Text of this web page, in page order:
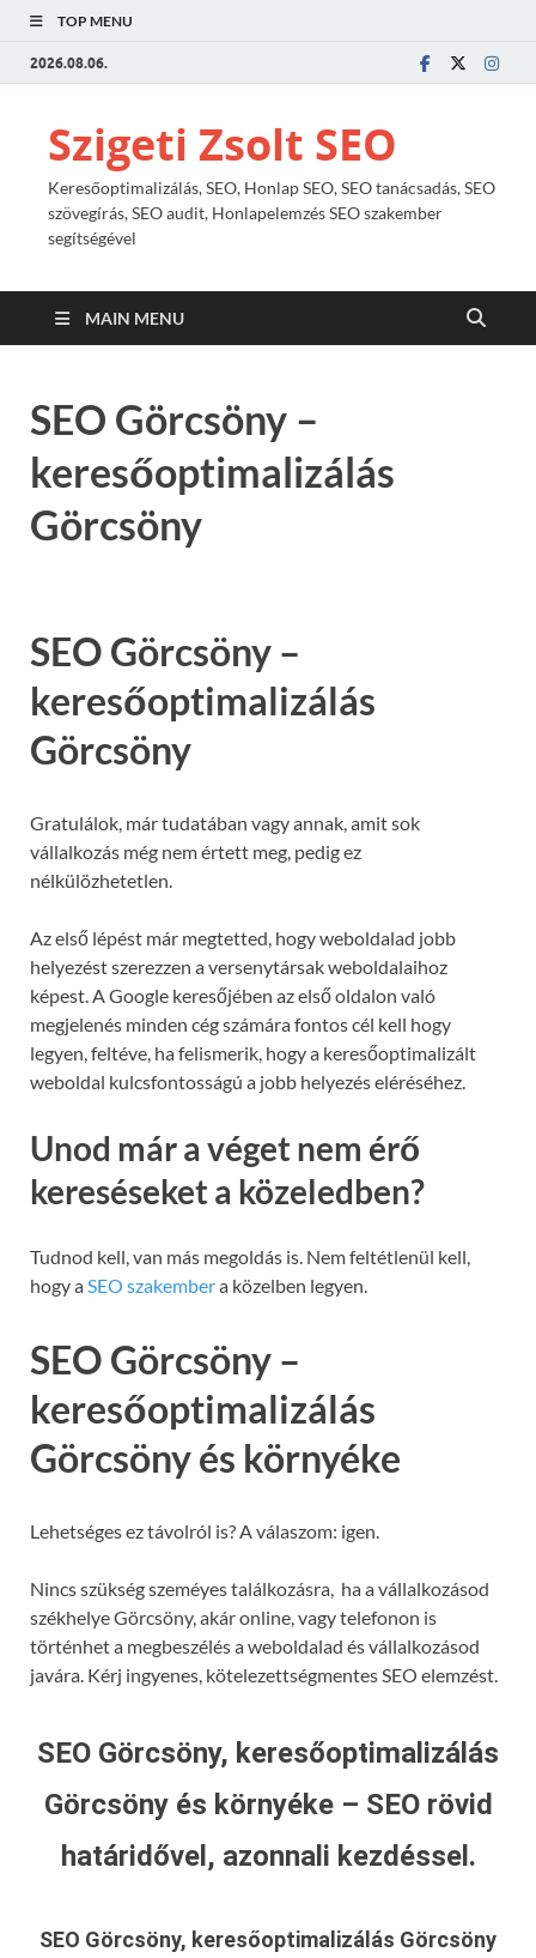
TOP MENU
2026.08.06.
Szigeti Zsolt SEO
Keresőoptimalizálás, SEO, Honlap SEO, SEO tanácsadás, SEO
szövegírás, SEO audit, Honlapelemzés SEO szakember
segítségével
MAIN MENU
SEO Görcsöny –
keresőoptimalizálás
Görcsöny
SEO Görcsöny –
keresőoptimalizálás
Görcsöny
Gratulálok, már tudatában vagy annak, amit sok
vállalkozás még nem értett meg, pedig ez
nélkülözhetetlen.
Az első lépést már megtetted, hogy weboldalad jobb
helyezést szerezzen a versenytársak weboldalaihoz
képest. A Google keresőjében az első oldalon való
megjelenés minden cég számára fontos cél kell hogy
legyen, feltéve, ha felismerik, hogy a keresőoptimalizált
weboldal kulcsfontosságú a jobb helyezés eléréséhez.
Unod már a véget nem érő
kereséseket a közeledben?
Tudnod kell, van más megoldás is. Nem feltétlenül kell,
hogy aSEO szakembera közelben legyen.
SEO Görcsöny –
keresőoptimalizálás
Görcsöny és környéke
Lehetséges ez távolról is? A válaszom: igen.
Nincs szükség szeméyes találkozásra, ha a vállalkozásod
székhelye Görcsöny, akár online, vagy telefonon is
történhet a megbeszélés a weboldalad és vállalkozásod
javára. Kérj ingyenes, kötelezettségmentes SEO elemzést.
SEO Görcsöny, keresőoptimalizálás
Görcsöny és környéke – SEO rövid
határidővel, azonnali kezdéssel.
SEO Görcsöny, keresőoptimalizálás Görcsöny